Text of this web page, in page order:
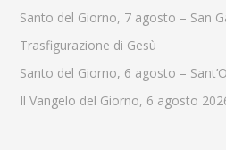
Santo del Giorno, 7 agosto – San
Trasfigurazione di Gesù
Santo del Giorno, 6 agosto –
Il Vangelo del Giorno, 6 agosto